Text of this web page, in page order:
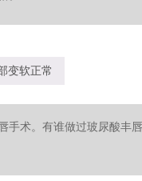
变软正常
手术。有谁做过玻尿酸丰